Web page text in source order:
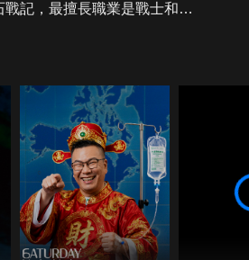
記，最擅長職業是戰士和牧
甦醒吧， 趁此良機，莫再猶
寶典！
入蛇教跟著教主一起前進!